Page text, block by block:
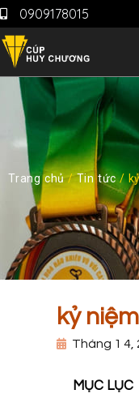
0909178015
Trang chủ/Tin tức/ kỷ
kỷ
Tháng 1 4,
MỤC LỤC